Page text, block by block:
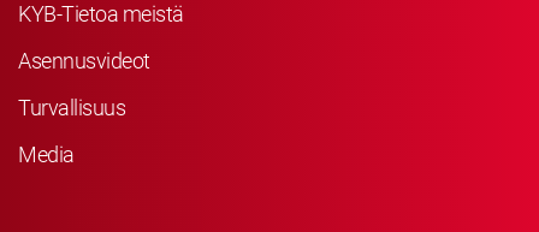
KYB-Tietoa meistä
Asennusvideot
Turvallisuus
Media